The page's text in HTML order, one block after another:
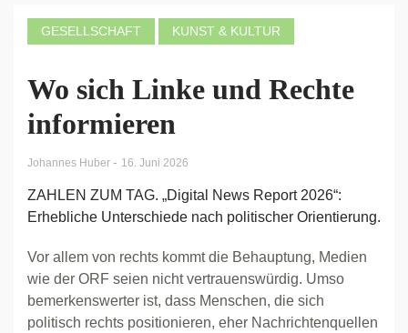
GESELLSCHAFT KUNST & KULTUR
Wo sich Linke und Rechte
informieren
Johannes Huber - 16. Juni 2026
ZAHLEN ZUM TAG. „Digital News Report 2026“:
Erhebliche Unterschiede nach politischer Orientierung.
Vor allem von rechts kommt die Behauptung, Medien
wie der ORF seien nicht vertrauenswürdig. Umso
bemerkenswerter ist, dass Menschen, die sich
politisch rechts positionieren, eher Nachrichtenquellen